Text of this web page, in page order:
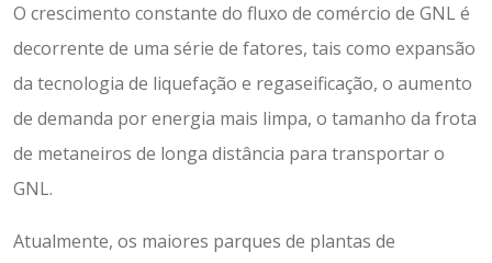
O crescimento constante do fluxo de comércio de GNL é
decorrente de uma série de fatores, tais como expansão
da tecnologia de liquefação e regaseificação, o aumento
de demanda por energia mais limpa, o tamanho da frota
de metaneiros de longa distância para transportar o
GNL.
Atualmente, os maiores parques de plantas de